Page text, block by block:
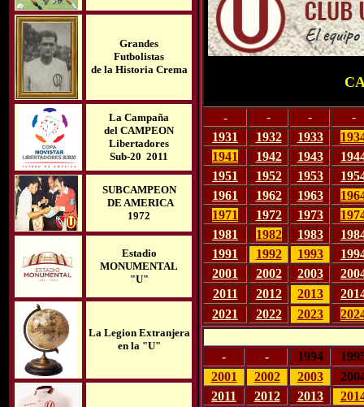
Grandes
Futbolistas
de la Historia Crema
La Campaña
del CAMPEON
Libertadores
Sub-20 2011
SUBCAMPEON
DE AMERICA
1972
Estadio
MONUMENTAL
"U"
La Legion Extranjera
en la "U"
- - -
-
1931
1932 1933
1941
1942 1943
1951
1952 1953
1961
1962 1963
1971
1972 1973
1981
1982 1983
1991
1992 1993
2001
2002 2003
2011
2012 2013
2021
2022 2023
- - 1994
2001
2002 2003
2011
2012 2013